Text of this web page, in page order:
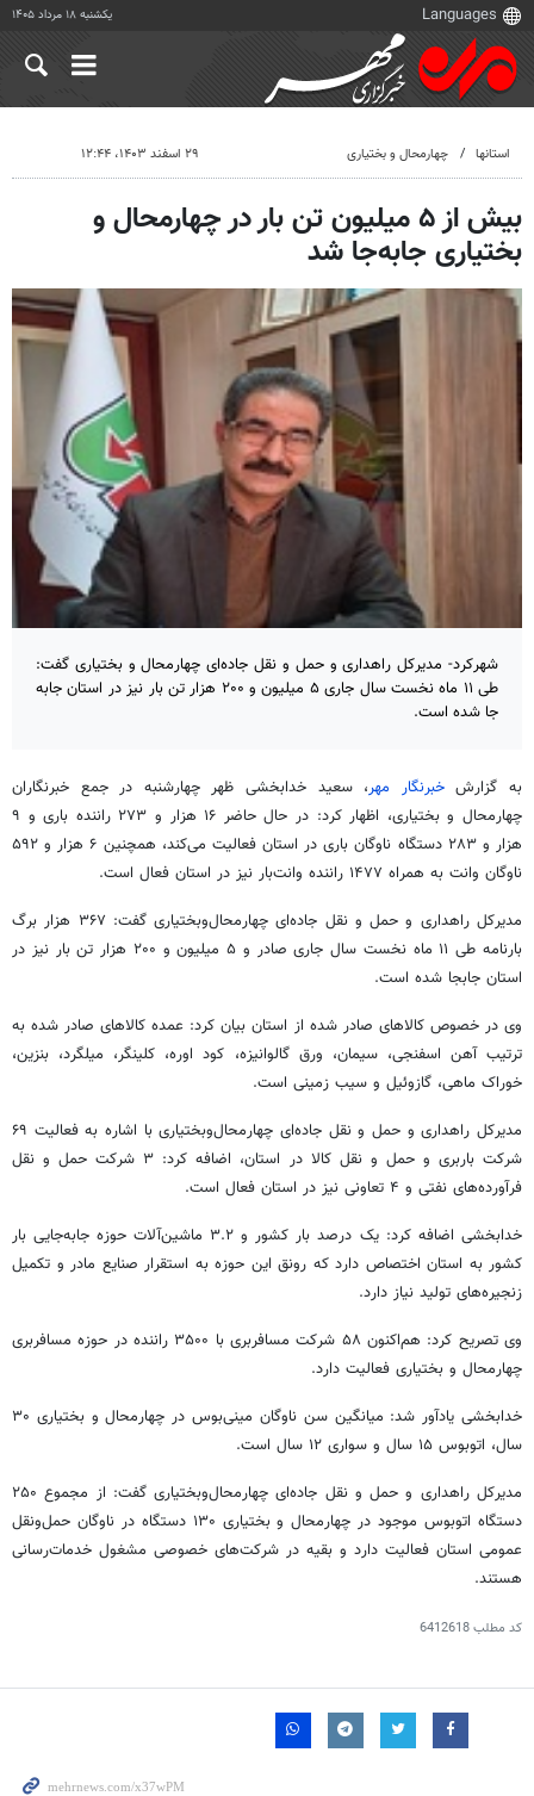
یکشنبه ۱۸ مرداد ۱۴۰۵
استانها چهارمحال و بختیاری ۲۹ اسفند ۱۴۰۳، ۱۲:۴۴
بیش از ۵ میلیون تن بار در چهارمحال و
بختیاری جابه‌جا شد
شهرکرد- مدیرکل راهداری و حمل و نقل جاده‌ای چهارمحال‌ و بختیاری گفت:
طی ۱۱ ماه نخست سال جاری ۵ میلیون و ۲۰۰ هزار تن بار نیز در استان جابه
جا شده است.
به گزارشخبرنگار مهر، سعید خدابخشی ظهر چهارشنبه در جمع خبرنگاران
چهارمحال و بختیاری، اظهار کرد: در حال حاضر ۱۶ هزار و ۲۷۳ راننده باری و ۹
هزار و ۲۸۳ دستگاه ناوگان باری در استان فعالیت می‌کند، همچنین ۶ هزار و ۵۹۲
ناوگان وانت به همراه ۱۴۷۷ راننده وانت‌بار نیز در استان فعال است.
مدیرکل راهداری و حمل و نقل جاده‌ای چهارمحال‌وبختیاری
گفت: ۳۶۷ هزار برگ
بارنامه طی ۱۱ ماه نخست سال جاری صادر و ۵ میلیون و ۲۰۰ هزار تن بار نیز در
استان جابجا شده است.
وی در خصوص کالاهای صادر شده از استان بیان کرد: عمده کالاهای صادر شده به
ترتیب آهن اسفنجی، سیمان، ورق گالوانیزه، کود اوره، کلینگر، میلگرد، بنزین،
خوراک ماهی، گازوئیل و سیب زمینی است.
مدیرکل راهداری و حمل و نقل جاده‌ای چهارمحال‌وبختیاری
با اشاره به فعالیت ۶۹
شرکت باربری و حمل و نقل کالا در استان، اضافه کرد: ۳ شرکت حمل و نقل
فرآورده‌های نفتی و ۴ تعاونی نیز در استان فعال است.
خدابخشی اضافه کرد: یک درصد بار کشور و ۳.۲ ماشین‌آلات حوزه جابه‌جایی بار
کشور به استان اختصاص دارد که رونق این حوزه به استقرار صنایع مادر و تکمیل
زنجیره‌های تولید نیاز دارد.
وی تصریح کرد: هم‌اکنون ۵۸ شرکت مسافربری با ۳۵۰۰ راننده در حوزه مسافربری
چهارمحال و بختیاری فعالیت دارد.
خدابخشی یادآور شد: میانگین سن ناوگان مینی‌بوس در چهارمحال و بختیاری ۳۰
سال، اتوبوس ۱۵ سال و سواری ۱۲ سال است.
مدیرکل راهداری و حمل و نقل جاده‌ای چهارمحال‌وبختیاری
گفت: از مجموع ۲۵۰
دستگاه اتوبوس موجود در چهارمحال و بختیاری ۱۳۰ دستگاه در ناوگان حمل‌ونقل
عمومی استان فعالیت دارد و بقیه در شرکت‌های خصوصی مشغول خدمات‌رسانی
هستند.
کد مطلب6412618